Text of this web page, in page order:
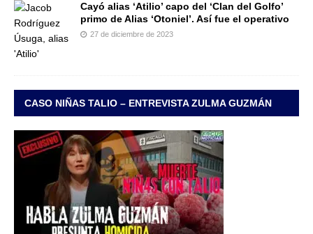
Cayó alias ‘Atilio’ capo del ‘Clan del Golfo’
primo de Alias ‘Otoniel’. Así fue el operativo
27 de diciembre de 2023
CASO NIÑAS TALIO – ENTREVISTA ZULMA GUZMÁN